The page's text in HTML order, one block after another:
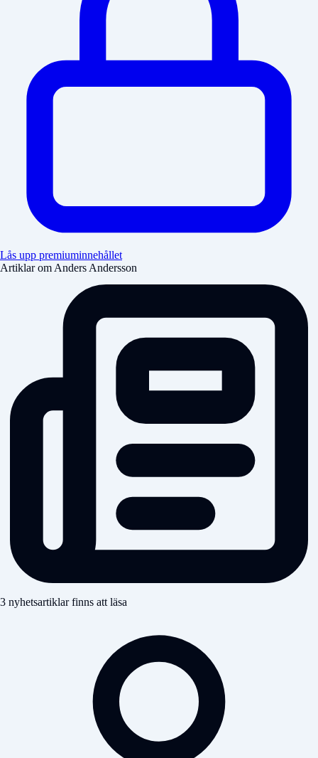
Lås upp premiuminnehållet
Artiklar om Anders Andersson
3 nyhetsartiklar finns att läsa